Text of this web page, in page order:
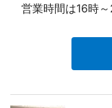
営業時間は16時～